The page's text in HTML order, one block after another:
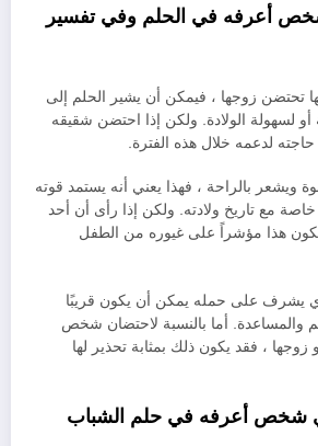
أعرفه في الحلم وفي تفسير
تحتضن زوجها ، فيمكن أن يشير الحلم إلى
أو لسهولة الولادة. ولكن إذا احتضن شقيقه
لدعمه خلال هذه الفترة.
ويشعر بالراحة ، فهذا يعني أنه يستمد قوته
خاصة مع تاريخ ولادته. ولكن إذا رأى أن أحد
يكون هذا مؤشراً على غيوره من الطفل
يشرف على حمله يمكن أن يكون قريبًا
والمساعدة. أما بالنسبة لاحتضان شخص
زوجها ، فقد يكون ذلك بمثابة تحذير لها
شخص أعرفه في حلم الشباب